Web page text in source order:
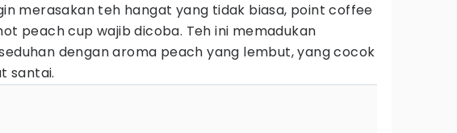
merasakan teh hangat yang tidak biasa, point coffee
peach cup wajib dicoba. Teh ini memadukan
dengan aroma peach yang lembut, yang cocok
santai.